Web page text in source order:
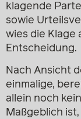
klagende
sowie
wies die Klage
Entscheidung.
Nach Ansicht
einmalige,
allein noch
Maßgeblich